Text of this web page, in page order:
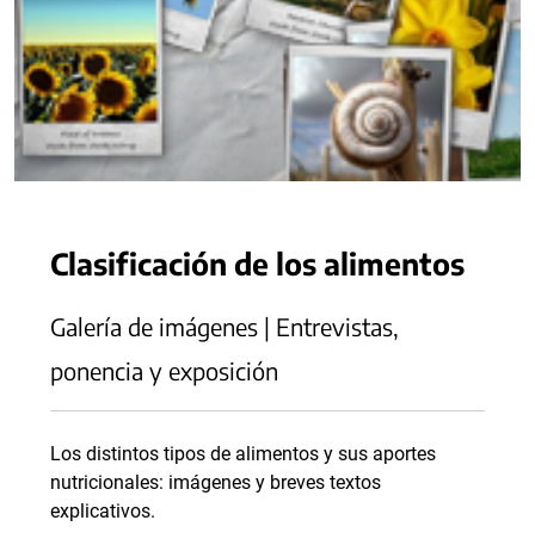
Clasificación de los alimentos
Galería de imágenes | Entrevistas,
ponencia y exposición
Los distintos tipos de alimentos y sus aportes
nutricionales: imágenes y breves textos
explicativos.